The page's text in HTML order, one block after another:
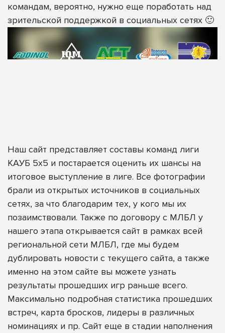
командам, вероятно, нужно еще поработать над
зрительской поддержкой в социальных сетях 🙂
Наш сайт представляет составы команд лиги
КАУБ 5х5 и постарается оценить их шансы на
итоговое выступление в лиге. Все фотографии
брали из открытых источников в социальных
сетях, за что благодарим тех, у кого мы их
позаимствовали. Также по договору с МЛБЛ у
нашего этапа открывается сайт в рамках всей
региональной сети МЛБЛ, где мы будем
дублировать новости с текущего сайта, а также
именно на этом сайте вы можете узнать
результаты прошедших игр раньше всего.
Максимально подробная статистика прошедших
встреч, карта бросков, лидеры в различных
номинациях и пр. Сайт еще в стадии наполнения